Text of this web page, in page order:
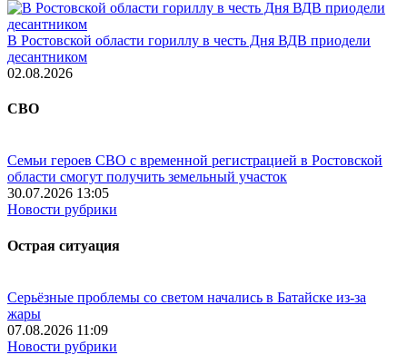
В Ростовской области гориллу в честь Дня ВДВ приодели
десантником
02.08.2026
СВО
Семьи героев СВО с временной регистрацией в Ростовской
области смогут получить земельный участок
30.07.2026 13:05
Новости рубрики
Острая ситуация
Серьёзные проблемы со светом начались в Батайске из-за
жары
07.08.2026 11:09
Новости рубрики